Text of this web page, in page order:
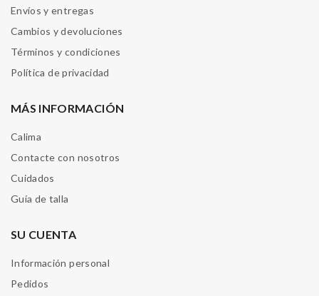
Envíos y entregas
Cambios y devoluciones
Términos y condiciones
Política de privacidad
MÁS INFORMACIÓN
Calima
Contacte con nosotros
Cuidados
Guía de talla
SU CUENTA
Información personal
Pedidos